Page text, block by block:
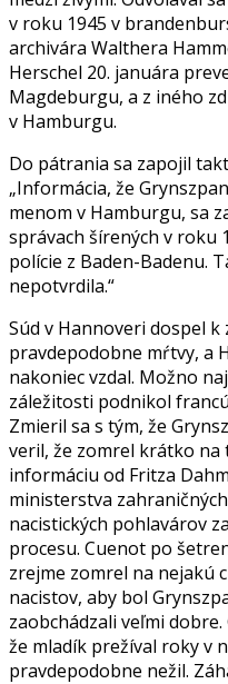
v roku 1945 v
archivára Walthera
Herschel 20. januára
Magdeburgu, a z iného
v Hamburgu.
Do pátrania sa zapojil
„Informácia, že
menom v Hamburgu, sa
správach šírených v roku
polície z Baden-Badenu.
nepotvrdila.“
Súd v Hannoveri dospel k
pravdepodobne mŕtvy, a
nakoniec vzdal. Možno
záležitosti podnikol
Zmieril sa s tým, že
veril, že zomrel krátko na
informáciu od Fritza
ministerstva
nacistických pohlavárov
procesu. Cuenot po
zrejme zomrel na nejakú
nacistov, aby bol
zaobchádzali veľmi
že mladík prežíval roky v
pravdepodobne nežil.